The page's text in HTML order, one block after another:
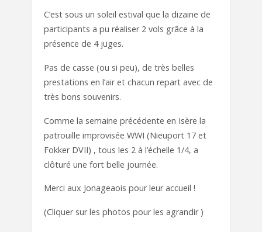
C’est sous un soleil estival que la dizaine de
participants a pu réaliser 2 vols grâce à la
présence de 4 juges.
Pas de casse (ou si peu), de très belles
prestations en l’air et chacun repart avec de
très bons souvenirs.
Comme la semaine précédente en Isère la
patrouille improvisée WWI (Nieuport 17 et
Fokker DVII) , tous les 2 à l’échelle 1/4, a
clôturé une fort belle journée.
Merci aux Jonageaois pour leur accueil !
(Cliquer sur les photos pour les agrandir )